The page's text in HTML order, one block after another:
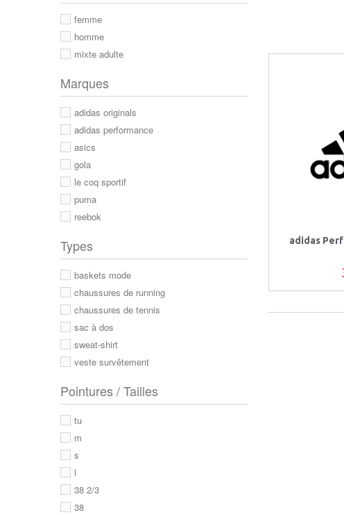
adidas
femme
homme
mixte adulte
Marques
adidas originals
adidas performance
asics
gola
le coq sportif
puma
reebok
Types
baskets mode
chaussures de running
chaussures de tennis
sac à dos
sweat-shirt
veste survêtement
Pointures / Tailles
tu
m
s
l
38 2/3
38